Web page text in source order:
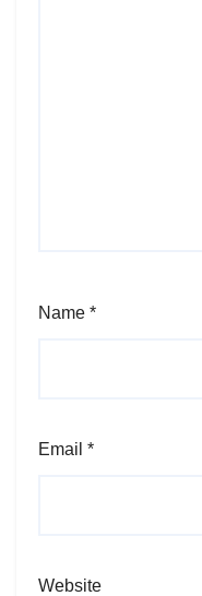
Name *
Email *
Website